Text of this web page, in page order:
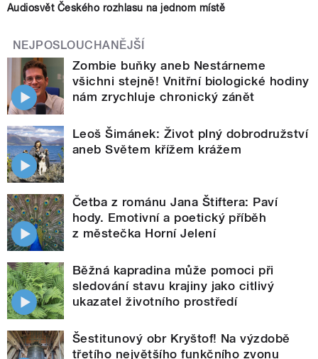
Audiosvět Českého rozhlasu na jednom místě
NEJPOSLOUCHANĚJŠÍ
Zombie buňky aneb Nestárneme
všichni stejně! Vnitřní biologické hodiny
nám zrychluje chronický zánět
Leoš Šimánek: Život plný dobrodružství
aneb Světem křížem krážem
Četba z románu Jana Štiftera: Paví
hody. Emotivní a poetický příběh
z městečka Horní Jelení
Běžná kapradina může pomoci při
sledování stavu krajiny jako citlivý
ukazatel životního prostředí
Šestitunový obr Kryštof! Na výzdobě
třetího největšího funkčního zvonu